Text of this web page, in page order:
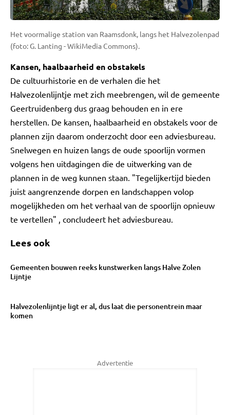
Het voormalige station van Raamsdonk, langs het Halvezolenpad
(foto: G. Lanting - WikiMedia Commons).
Kansen, haalbaarheid en obstakels
De cultuurhistorie en de verhalen die het
Halvezolenlijntje met zich meebrengen, wil de gemeente
Geertruidenberg dus graag behouden en in ere
herstellen. De kansen, haalbaarheid en obstakels voor de
plannen zijn daarom onderzocht door een adviesbureau.
Snelwegen en huizen langs de oude spoorlijn vormen
volgens hen uitdagingen die de uitwerking van de
plannen in de weg kunnen staan. "Tegelijkertijd bieden
juist aangrenzende dorpen en landschappen volop
mogelijkheden om het verhaal van de spoorlijn opnieuw
te vertellen" , concludeert het adviesbureau.
Lees ook
Gemeenten bouwen reeks kunstwerken langs Halve Zolen
Lijntje
Halvezolenlijntje ligt er al, dus laat die personentrein maar
komen
Advertentie